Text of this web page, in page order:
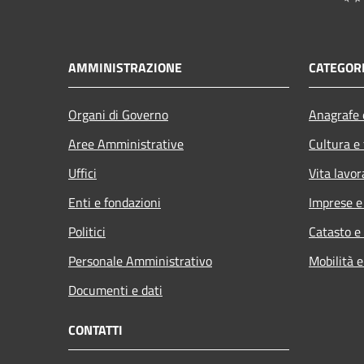
AMMINISTRAZIONE
Organi di Governo
Aree Amministrative
Uffici
Enti e fondazioni
Politici
Personale Amministrativo
Documenti e dati
Cultura
Vita
Imprese
Catasto
Mobilità
CONTATTI